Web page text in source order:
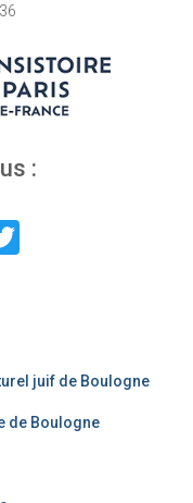
:
juif de Boulogne
de Boulogne